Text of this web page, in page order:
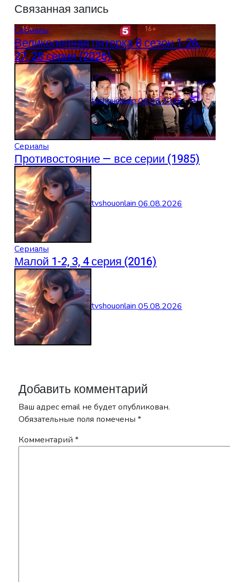
Связанная запись
Сериалы
Великолепная пятерка 8 сезон 1-26,
27, 28 серия (2026)
tvshouonlain06.08.2026
Сериалы
Противостояние — все серии (1985)
tvshouonlain06.08.2026
Сериалы
Малой 1-2, 3, 4 серия (2016)
tvshouonlain05.08.2026
Добавить комментарий
Ваш адрес email не будет опубликован.
Обязательные поля помечены *
Комментарий *